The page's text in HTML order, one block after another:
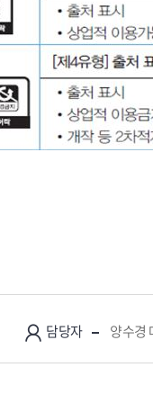
담당자 양수경